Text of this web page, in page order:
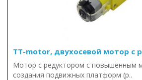
TT-motor, двухосевой мотор с
Мотор с редуктором с повышенным
создания подвижных платформ (р..